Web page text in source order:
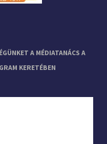
A MÉDIATANÁCS A
KERETÉBEN